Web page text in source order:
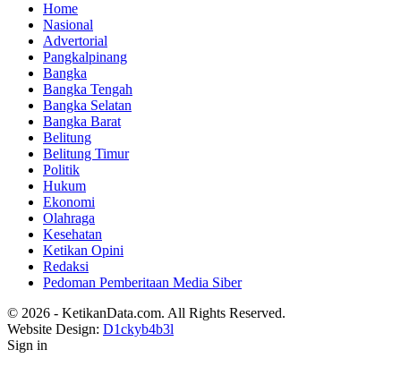
Home
Nasional
Advertorial
Pangkalpinang
Bangka
Bangka Tengah
Bangka Selatan
Bangka Barat
Belitung
Belitung Timur
Politik
Hukum
Ekonomi
Olahraga
Kesehatan
Ketikan Opini
Redaksi
Pedoman Pemberitaan Media Siber
© 2026 - KetikanData.com. All Rights Reserved.
Website Design: D1ckyb4b3l
Sign in